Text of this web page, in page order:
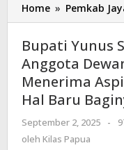
Home » Pemkab
Bupati Yunus
Anggota
Menerima
Hal Baru
September 2, 2025 -
oleh Kilas Papua